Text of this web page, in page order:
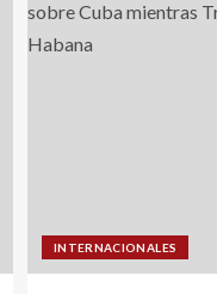
INTERNACIONALES